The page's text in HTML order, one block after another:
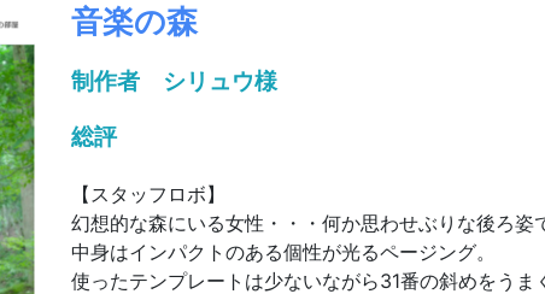
音楽の森
制作者 シリュウ様
総評
【スタッフロボ】
幻想的な森にいる女性・・・何か思わせぶりな後ろ姿
中身はインパクトのある個性が光るページング。
使ったテンプレートは少ないながら31番の斜めをうま